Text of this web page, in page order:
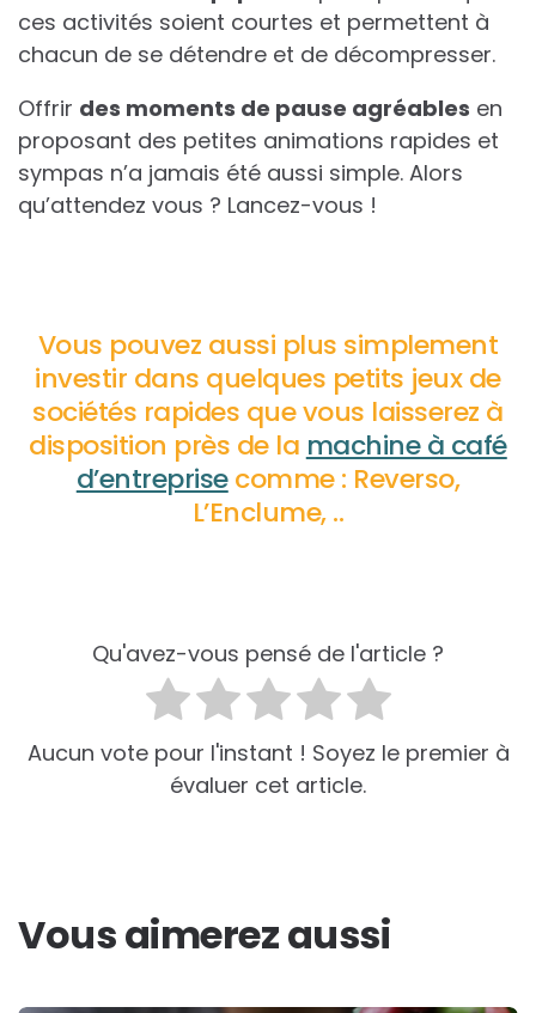
ces activités soient courtes et permettent à
chacun de se détendre et de décompresser.
Offrir des moments de pause agréables en
proposant des petites animations rapides et
sympas n’a jamais été aussi simple. Alors
qu’attendez vous ? Lancez-vous !
Vous pouvez aussi plus simplement
investir dans quelques petits jeux de
sociétés rapides que vous laisserez à
disposition près de la machine à café
d’entreprisecomme : Reverso,
L’Enclume, ..
Qu'avez-vous pensé de l'article ?
Aucun vote pour l'instant ! Soyez le premier à
évaluer cet article.
Vous aimerez aussi